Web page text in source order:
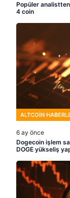
Popüler
4 coin
ALTCOIN
6 ay önce
Dogecoin işlem
DOGE yükseliş